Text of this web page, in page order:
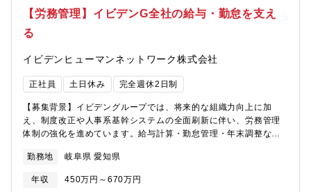
約管理全般・派遣運用に関する業務改善、課題抽出、改善提案単
なる派遣営業ではなく、イビデングループ内の人材供給を支える
管理・運営側のポジションです。派遣先は主にグループ内となる
契約管理・労務リスク対策・定着支援に重点を置いた業務になり
ます。【業務の面白み・魅力】イビデングループの事業拡大を人
材面から支える重要なポジションです。製造系・技術系・事務系
な人材供給や労務リスクの未然防止に携わることができます。ま
た、派遣社員の離職対策や教育、契約管理、遵法対応など、派遣
事業の運営に必要な幅広い業務を経験できるため、派遣会社での
営業・管理・現場マネジメント経験を、より事業運営に近い立場
派遣管理業務の実務を通じて、イビデングループ内の派遣運用や
【労務管理】イビデンG全社の給与・勤怠を支え
る
イビデンヒューマンネットワーク株式会社
正社員 土日休み 完全週休2日制
【募集背景】イビデングループでは、将来的な組織力向上に加
え、制度改正や人事系基幹システムの全面刷新に伴い、労務管理
体制の強化を進めています。給与計算・勤怠管理・年末調整など
て業務効率化・品質向上を推進するため、労務実務経験をお持ち
の方を募集します。【ミッション・業務】イビデングループの労
務管理シェアードサービス業務を、効率的かつ高品質に提供する
勤務地 岐阜県 愛知県
年収 450万円～670万円